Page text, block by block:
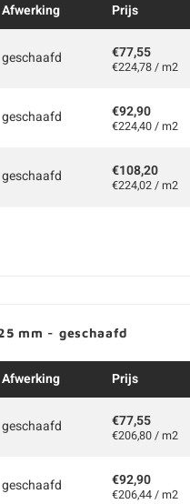
Afwerking Prijs
geschaafd €77,55
€224,78 / m2
geschaafd €92,90
€224,40 / m2
geschaafd €108,20
€224,02 / m2
mm - geschaafd
Afwerking Prijs
geschaafd €77,55
€206,80 / m2
geschaafd €92,90
€206,44 / m2